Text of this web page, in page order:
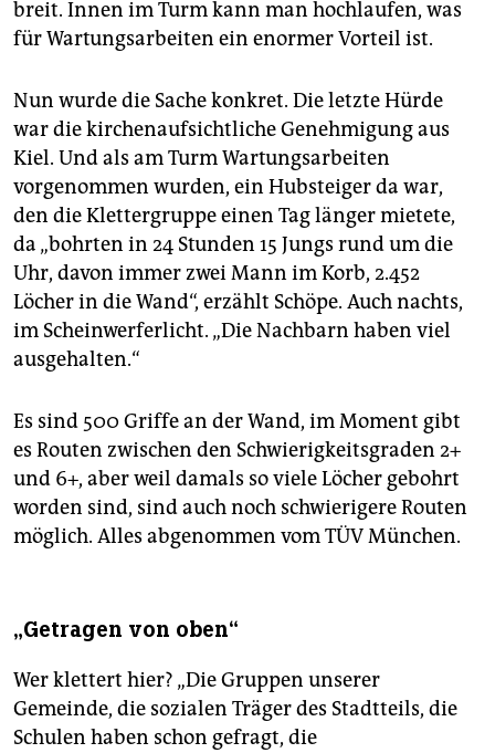
breit. Innen im Turm kann man hochlaufen, was
für Wartungsarbeiten ein enormer Vorteil ist.
Nun wurde die Sache konkret. Die letzte Hürde
war die kirchenaufsichtliche Genehmigung aus
Kiel. Und als am Turm Wartungsarbeiten
vorgenommen wurden, ein Hubsteiger da war,
den die Klettergruppe einen Tag länger mietete,
da „bohrten in 24 Stunden 15 Jungs rund um die
Uhr, davon immer zwei Mann im Korb, 2.452
Löcher in die Wand“, erzählt Schöpe. Auch nachts,
im Scheinwerferlicht. „Die Nachbarn haben viel
ausgehalten.“
Es sind 500 Griffe an der Wand, im Moment gibt
es Routen zwischen den Schwierigkeitsgraden 2+
und 6+, aber weil damals so viele Löcher gebohrt
worden sind, sind auch noch schwierigere Routen
möglich. Alles abgenommen vom TÜV München.
„Getragen von oben“
Wer klettert hier? „Die Gruppen unserer
Gemeinde, die sozialen Träger des Stadtteils, die
Schulen haben schon gefragt, die